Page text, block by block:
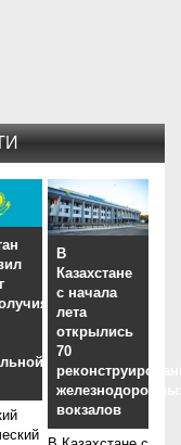
В
Казахстане
с начала
лета
открылись
70
вокзалов